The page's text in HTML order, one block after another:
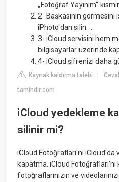
„Fotoğraf Yayınım“
2- Başkasının görmesini
iPhoto'dan silin. ...
3- iCloud servisini hem
bilgisayarlar üzerinde
4- iCloud şifrenizi daha
Kaynak kaldırma talebi |
tamindir.com
iCloud yedekleme
silinir mi?
iCloud Fotoğrafları'nı iCloud'da
kapatma. iCloud
fotoğraflarınızın ve